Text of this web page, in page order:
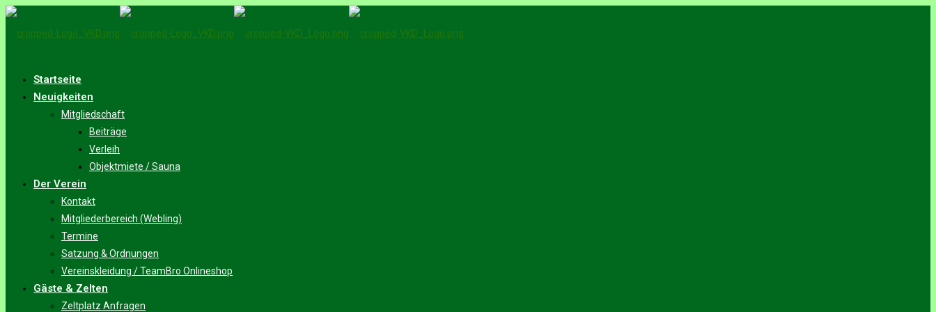
Startseite
Neuigkeiten
Mitgliedschaft
Beiträge
Verleih
Objektmiete / Sauna
Der Verein
Kontakt
Mitgliederbereich (Webling)
Termine
Satzung & Ordnungen
Vereinskleidung / TeamBro Onlineshop
Gäste & Zelten
Zeltplatz Anfragen